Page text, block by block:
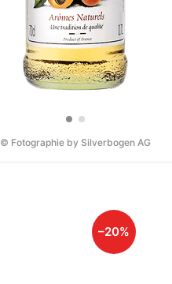
© Fotographie by Silverbogen AG
–20%